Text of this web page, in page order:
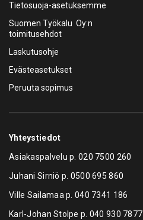
Tietosuoja-asetuksemme
Suomen Työkalu Oy:n
toimitusehdot
Laskutusohje
Evästeasetukset
Peruuta sopimus
Yhteystiedot
Asiakaspalvelu p.020 7500 260
Juhani Sirniö p. 0500 695 860
Ville Sailamaa p.040 7341 186
Karl-Johan Stolpe p. 040 930 7877